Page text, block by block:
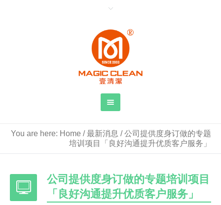
You are here: Home /最新消息 /公司提供度身订做的专题
培训项目「良好沟通提升优质客户服务」
公司提供度身订做的专题培训项目
「良好沟通提升优质客户服务」